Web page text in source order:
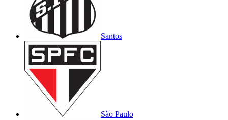
Santos
São Paulo